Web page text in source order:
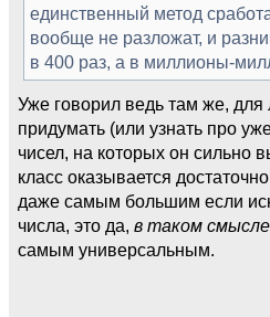
единственный метод
вообще не разложат, и
в 400 раз, а в миллионы-
Уже говорил ведь там же,
придумать (или узнать про
чисел, на которых он сильно
класс оказывается
даже самым большим если
числа, это да, в таком смысле
самым универсальным.